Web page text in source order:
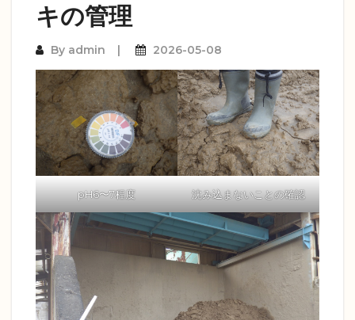
キの管理
By admin 2026-05-08
pH6〜7程度 沈み込まないことの確認